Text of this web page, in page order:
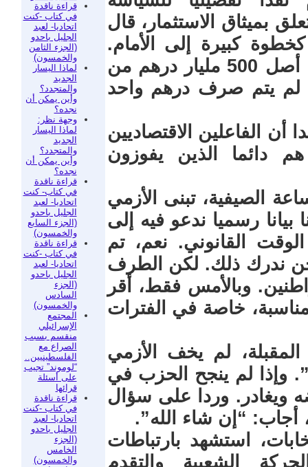
قراءة ناقدة
في كتاب -كنت
اتحاديا- لعبد
الجليل باحدو
(الجزء الثامن
والخمسون)
لماذا اليسار
الجديد
والمتجدد؟
وأين يمكن أن
نجده؟
وجهة نظر:
لماذا اليسار
الجديد
والمتجدد؟
وأين يمكن أن
نجده؟
قراءة ناقدة
في كتاب- كنت
اتحاديا- لعبد
الجليل باحدو
(الجزء السابع
والخمسون)
قراءة ناقدة
في كتاب -كنت
اتحاديا- لعبد
الجليل باحدو
(الجزء
السادس
والخمسون)
المجتمع
الإسرائيلي
منقسم بسبب
الصراع مع
الفلسطينيين..
“لوموند” تجيب
على أسئلة
قرائها
قراءة ناقدة
في كتاب -كنت
اتحاديا- لعبد
الجليل باحدو
(الجزء
الخامس
والخمسون)
بميثاق الاستثمار، قال
كبيرة إلى الأمام.
وقلنا إنه جمد الاستثمار الخاص. ومن أصل 500 مليار درهم من
لم يتم صرف درهم واحد
الفاعلين الاقتصاديين
الذين يفوزون
الصيفية، تبنى الأزمي
رسميا ندعو فيه إلى
القانوني. نعم، تم
ندرك ذلك. لكن الطرف
وبالأمس فقط، أقر
خاصة في الفترات
لم يخف الأزمي
وإذا لم ينجح الحزب في
ويغادر. وردا على سؤال
استشهد بارتباطات
الشعبية والتقدم